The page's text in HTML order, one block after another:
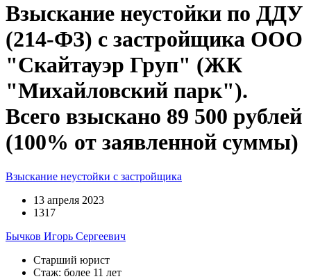
Взыскание неустойки по ДДУ
(214-ФЗ) с застройщика ООО
"Скайтауэр Груп" (ЖК
"Михайловский парк").
Всего взыскано 89 500 рублей
(100% от заявленной суммы)
Взыскание неустойки с застройщика
13 апреля 2023
1317
Бычков Игорь Сергеевич
Старший юрист
Стаж: более 11 лет